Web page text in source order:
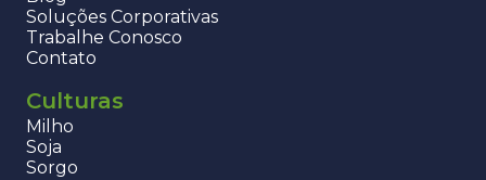
Soluções Corporativas
Trabalhe Conosco
Contato
Culturas
Milho
Soja
Sorgo